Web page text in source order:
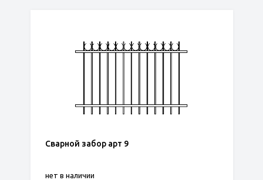
Сварной забор арт 9
нет в наличии